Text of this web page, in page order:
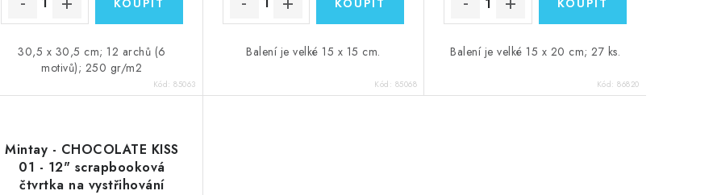
30,5 x 30,5 cm; 12 archů (6
motivů); 250 gr/m2
Kód:85063
Balení je velké 15 x 15 cm.
Kód: 85068
Balení je velké 15 x 20 cm; 27 ks.
Kód:86820
Mintay - CHOCOLATE KISS
01 - 12" scrapbooková
čtvrtka na vystřihování